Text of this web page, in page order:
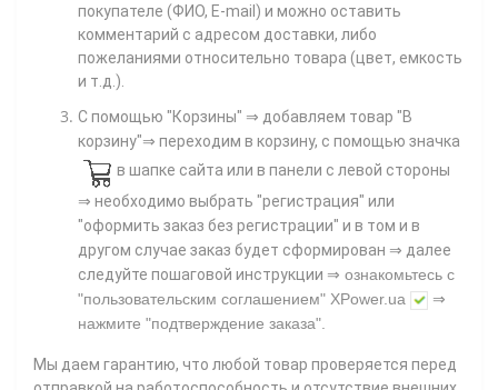
покупателе (ФИО, E-mail) и можно оставить
комментарий с адресом доставки, либо
пожеланиями относительно товара (цвет, емкость
и т.д.).
С помощью "Корзины" ⇒ добавляем товар "В
корзину"⇒ переходим в корзину, с помощью значка
в шапке сайта или в панели с левой стороны
⇒ необходимо выбрать "регистрация" или
"оформить заказ без регистрации" и в том и в
другом случае заказ будет сформирован ⇒ далее
следуйте пошаговой инструкции ⇒ ознакомьтесь с
"пользовательским соглашением" XPower.ua
⇒
нажмите "подтверждение заказа"
Мы даем гарантию, что любой товар проверяется перед